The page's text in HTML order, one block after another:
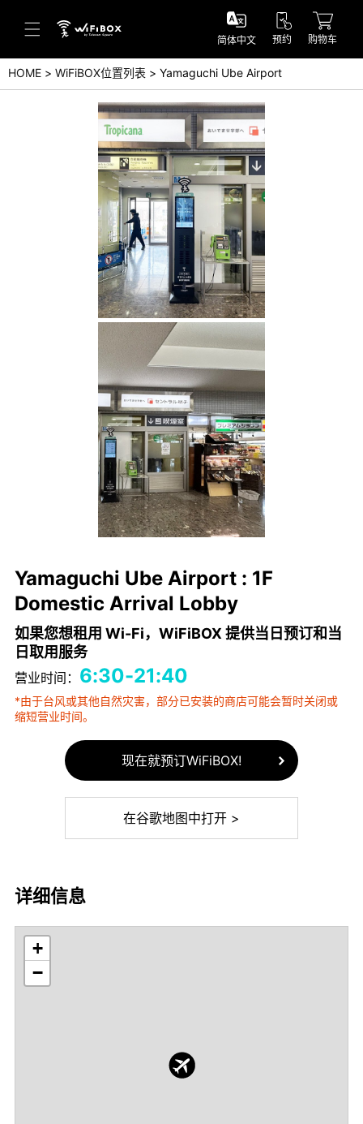
帮助／询问
帮助中心(日本语)
帮助中心(英语)
询问(日本语)
简体中文 预约 购物车
HOME WiFiBOX位置列表 Yamaguchi Ube Airport
Yamaguchi Ube Airport : 1F
Domestic Arrival Lobby
如果您想租用 Wi-Fi，WiFiBOX 提供当日预订和当
日取用服务
营业时间： 6:30-21:40
*由于台风或其他自然灾害，部分已安装的商店可能会暂时关闭或
缩短营业时间。
现在就预订WiFiBOX!
在谷歌地图中打开 >
详细信息
+
−